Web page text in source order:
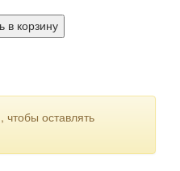
в корзину
чтобы оставлять